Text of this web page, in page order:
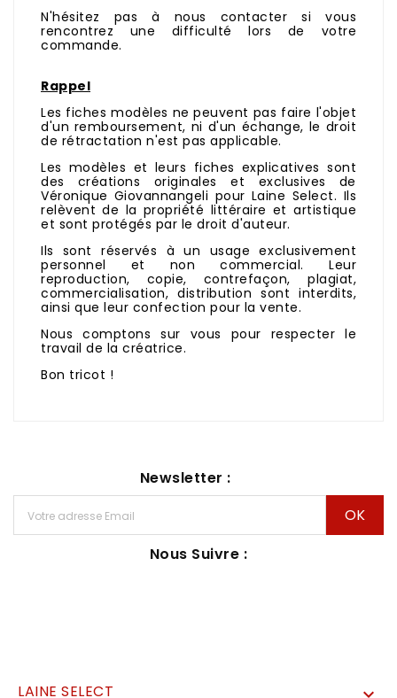
N'hésitez pas à nous contacter si vous
rencontrez une difficulté lors de votre
commande.
Rappel
Les fiches modèles ne peuvent pas faire l'objet
d'un remboursement, ni d'un échange, le droit
de rétractation n'est pas applicable.
Les modèles et leurs fiches explicatives sont
des créations originales et exclusives de
Véronique Giovannangeli pour Laine Select. Ils
relèvent de la propriété littéraire et artistique
et sont protégés par le droit d'auteur.
Ils sont réservés à un usage exclusivement
personnel et non commercial. Leur
reproduction, copie, contrefaçon, plagiat,
commercialisation, distribution sont interdits,
ainsi que leur confection pour la vente.
Nous comptons sur vous pour respecter le
travail de la créatrice.
Bon tricot !
Newsletter :
Nous Suivre :
LAINE SELECT